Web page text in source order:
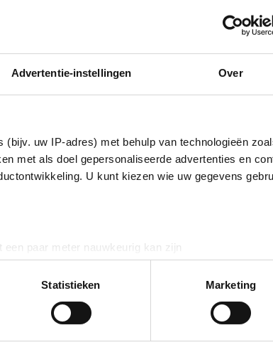
Advertentie-instellingen Over
(bijv. uw IP-adres) met behulp van technologieën
met als doel gepersonaliseerde advertenties en
U kunt kiezen wie uw gegevens
paar meter nauwkeurig kan zijn
eigenschappen (fingerprinting)
en stel uw voorkeuren in het
detailgedeeltein. U kunt
Statistieken Marketing